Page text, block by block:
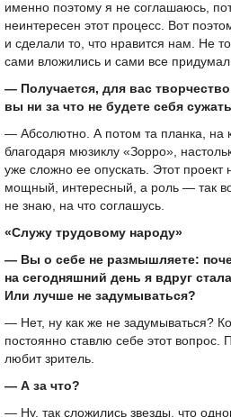
именно поэтому я не соглашаюсь,
неинтересен этот процесс. Вот
и сделали то, что нравится нам. Не
сами вложились и сами все
— Получается, для вас
вы ни за что не будете себя
— Абсолютно. А потом та планка, на
благодаря мюзиклу «Зорро»,
уже сложно ее опускать. Этот
мощный, интересный, а роль — так
не знаю, на что соглашусь.
«Служу трудовому народу»
— Вы о себе не размышляете:
на сегодняшний день я вдруг
Или лучше не задумываться?
— Нет, ну как же не задумываться?
постоянно ставлю себе этот вопрос.
любит зритель.
— А за что?
— Ну, так сложились звезды, что